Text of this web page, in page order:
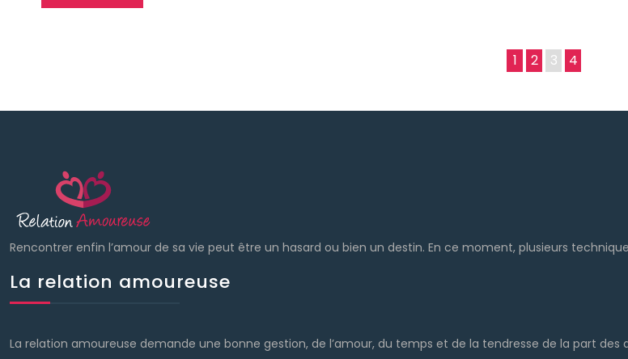
1 2 3 4
Rencontrer enfin l’amour de sa vie peut être un hasard ou bien un destin. En ce moment, plusieurs
La relation amoureuse
La relation amoureuse demande une bonne gestion, de l’amour, du temps et de la tendresse de la part des